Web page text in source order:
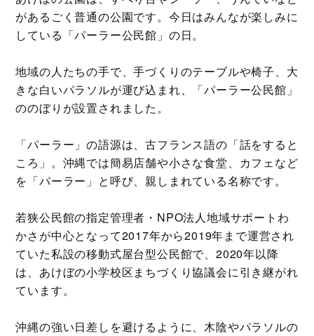
があるごく普通の公園です。今日はみんなが楽しみに
している「パーラー公民館」の日。
地域の人たちの手で、手づくりのテーブルや椅子、大
きな白いパラソルが運び込まれ、「パーラー公民館」
ののぼりが設置されました。
「パーラー」の語源は、古フランス語の「話をすると
ころ」。沖縄では簡易店舗や小さな食堂、カフェなど
を「パーラー」と呼び、親しまれている名称です。
若狭公民館の指定管理者・NPO法人地域サポートわ
かさが中心となって2017年から2019年まで運営され
ていた私設の移動式屋台型公民館で、2020年以降
は、あけぼの小学校区まちづくり協議会に引き継がれ
ています。
沖縄の強い日差しを避けるように、木陰やパラソルの